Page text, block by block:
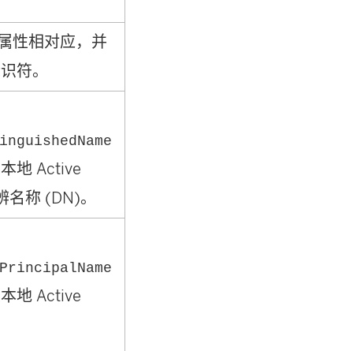
性相对应，并
符。
地 Active
称 (DN)。
地 Active